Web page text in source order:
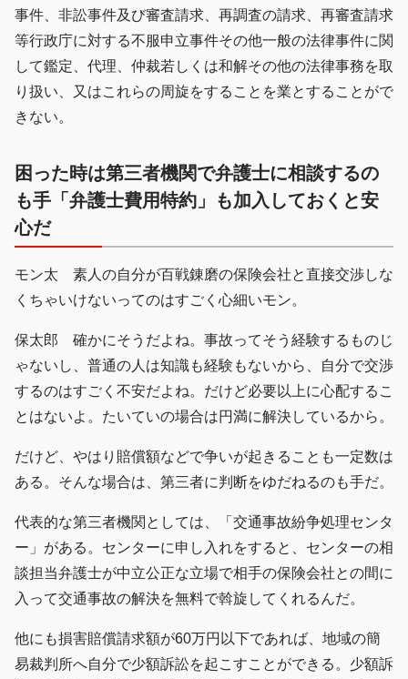
事件、非訟事件及び審査請求、再調査の請求、再審査請求
等行政庁に対する不服申立事件その他一般の法律事件に関
して鑑定、代理、仲裁若しくは和解その他の法律事務を取
り扱い、又はこれらの周旋をすることを業とすることがで
きない。
困った時は第三者機関で弁護士に相談するの
も手「弁護士費用特約」も加入しておくと安
心だ
モン太 素人の自分が百戦錬磨の保険会社と直接交渉しな
くちゃいけないってのはすごく心細いモン。
保太郎 確かにそうだよね。事故ってそう経験するものじ
ゃないし、普通の人は知識も経験もないから、自分で交渉
するのはすごく不安だよね。だけど必要以上に心配するこ
とはないよ。たいていの場合は円満に解決しているから。
だけど、やはり賠償額などで争いが起きることも一定数は
ある。そんな場合は、第三者に判断をゆだねるのも手だ。
代表的な第三者機関としては、「交通事故紛争処理センタ
ー」がある。センターに申し入れをすると、センターの相
談担当弁護士が中立公正な立場で相手の保険会社との間に
入って交通事故の解決を無料で斡旋してくれるんだ。
他にも損害賠償請求額が60万円以下であれば、地域の簡
易裁判所へ自分で少額訴訟を起こすことができる。少額訴